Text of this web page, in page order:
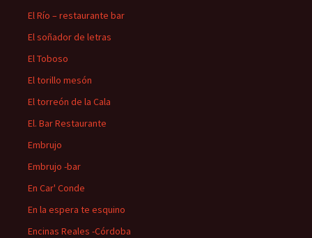
El Río – restaurante bar
El soñador de letras
El Toboso
El torillo mesón
El torreón de la Cala
El. Bar Restaurante
Embrujo
Embrujo -bar
En Car' Conde
En la espera te esquino
Encinas Reales -Córdoba